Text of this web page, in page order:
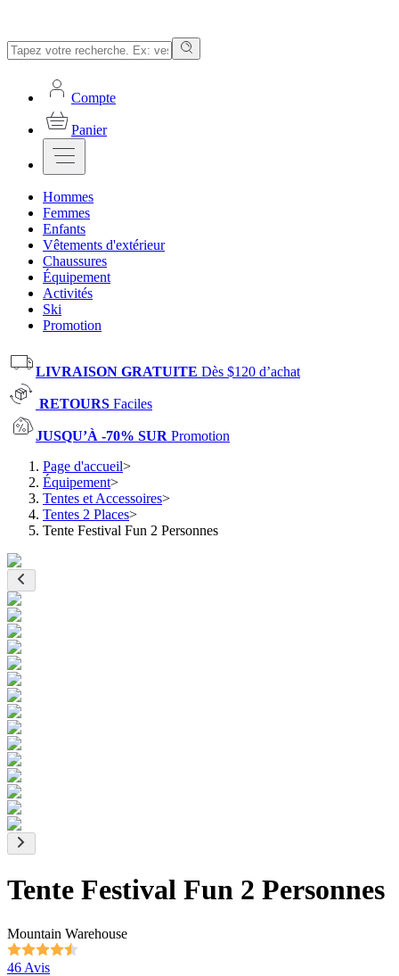
Compte
Panier
Hommes
Femmes
Enfants
Vêtements d'extérieur
Chaussures
Équipement
Activités
Ski
Promotion
LIVRAISON GRATUITE Dès $120 d’achat
RETOURS Faciles
JUSQU’À -70% SUR Promotion
Page d'accueil>
Équipement>
Tentes et Accessoires>
Tentes 2 Places>
Tente Festival Fun 2 Personnes
Tente Festival Fun 2 Personnes
Mountain Warehouse
46 Avis